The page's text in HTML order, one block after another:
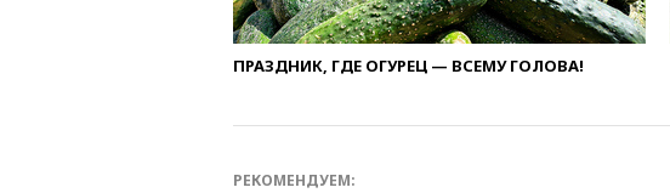
ПРАЗДНИК, ГДЕ ОГУРЕЦ — ВСЕМУ ГОЛОВА!
РЕКОМЕНДУЕМ: